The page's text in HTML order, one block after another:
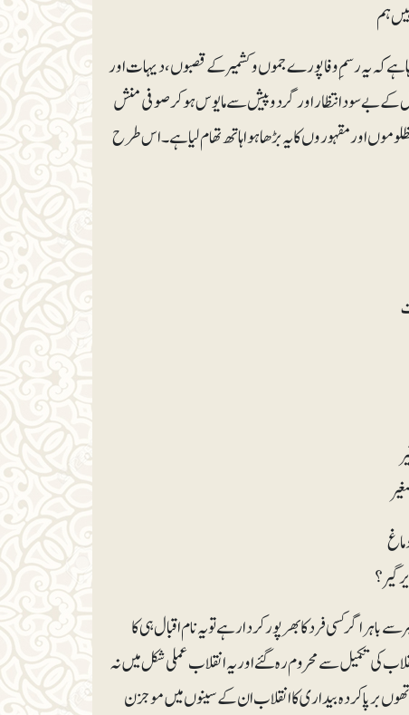
ہم
ہے کہ یہ رسمِ وفا پورے جموں وکشمیر کے قصبوں، دیہات اور
بے سود انتظار اور گردوپیش سے مایوس ہو کر صوفی منش
اور مقہوروں کا یہ بڑھا ہوا ہاتھ تھام لیا ہے۔ اس طرح
گیر؟
اگر کسی فرد کا بھرپور کردار ہے تو یہ نام اقبال ہی کا
کی تکمیل سے محروم رہ گئے اور یہ انقلاب عملی شکل میں نہ
برپا کردہ بیداری کا انقلاب ان کے سینوں میں موجزن